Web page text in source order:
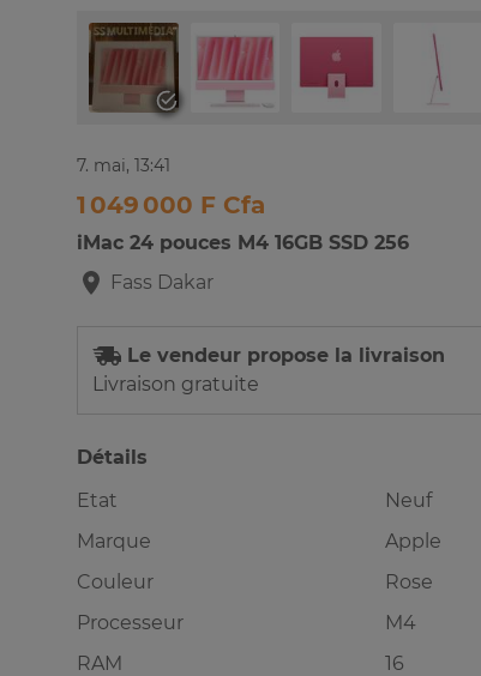
7. mai, 13:41
1 049 000 F Cfa
iMac 24 pouces M4 16GB SSD 256
Fass Dakar
Le vendeur propose la livraison
Livraison gratuite
Détails
Etat
Neuf
Marque
Apple
Couleur
Rose
Processeur
M4
RAM
16